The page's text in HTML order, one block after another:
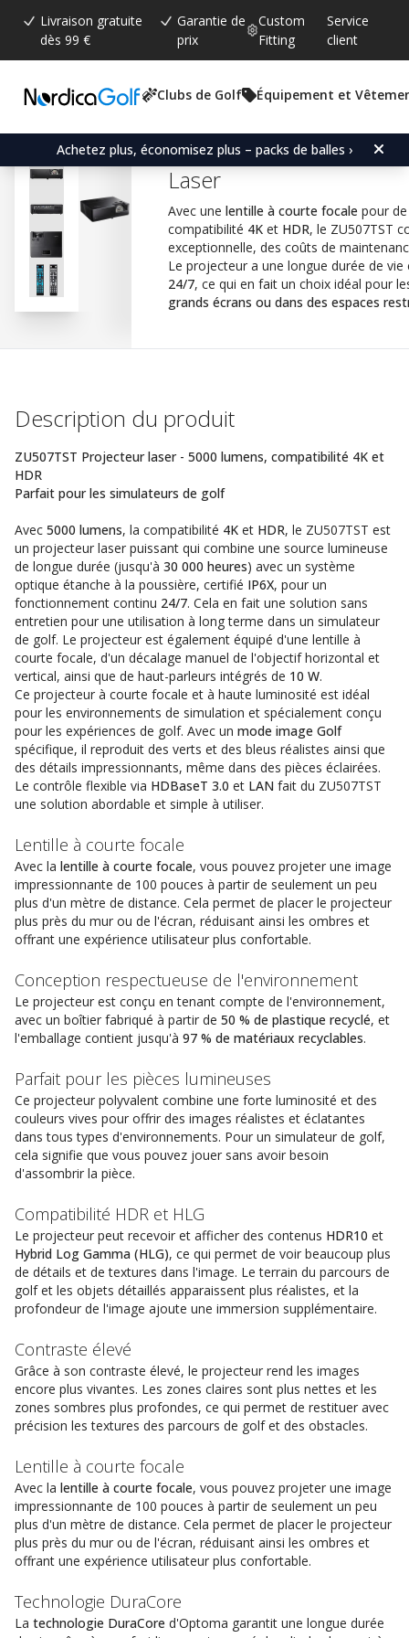
Livraison gratuite
dès 99 €
Garantie de
prix
Custom
Fitting
Service
client
Clubs de Golf Équipement et
Achetez plus, économisez plus – packs de balles ›
Note moyenne:
4.0
Optoma ZU507TST
Laser
Avec une lentille à courte focale pour
compatibilité 4K et HDR, le ZU507TST
exceptionnelle, des coûts de
Le projecteur a une longue durée de
24/7, ce qui en fait un choix idéal pour
grands écrans ou dans des espaces
Description du produit
ZU507TST Projecteur laser - 5000 lumens, compatibilité 4K et
HDR
Parfait pour les simulateurs de golf
Avec 5000 lumens, la compatibilité 4K et HDR, le ZU507TST est
un projecteur laser puissant qui combine une source lumineuse
de longue durée (jusqu'à 30 000 heures) avec un système
optique étanche à la poussière, certifié IP6X, pour un
fonctionnement continu 24/7. Cela en fait une solution sans
entretien pour une utilisation à long terme dans un simulateur
de golf. Le projecteur est également équipé d'une lentille à
courte focale, d'un décalage manuel de l'objectif horizontal et
vertical, ainsi que de haut-parleurs intégrés de 10 W.
Ce projecteur à courte focale et à haute luminosité est idéal
pour les environnements de simulation et spécialement conçu
pour les expériences de golf. Avec un mode image Golf
spécifique, il reproduit des verts et des bleus réalistes ainsi que
des détails impressionnants, même dans des pièces éclairées.
Le contrôle flexible via HDBaseT 3.0 et LAN fait du ZU507TST
une solution abordable et simple à utiliser.
Lentille à courte focale
Avec la lentille à courte focale, vous pouvez projeter une image
impressionnante de 100 pouces à partir de seulement un peu
plus d'un mètre de distance. Cela permet de placer le projecteur
plus près du mur ou de l'écran, réduisant ainsi les ombres et
offrant une expérience utilisateur plus confortable.
Conception respectueuse de l'environnement
Le projecteur est conçu en tenant compte de l'environnement,
avec un boîtier fabriqué à partir de 50 % de plastique recyclé, et
l'emballage contient jusqu'à 97 % de matériaux recyclables.
Parfait pour les pièces lumineuses
Ce projecteur polyvalent combine une forte luminosité et des
couleurs vives pour offrir des images réalistes et éclatantes
dans tous types d'environnements. Pour un simulateur de golf,
cela signifie que vous pouvez jouer sans avoir besoin
d'assombrir la pièce.
Compatibilité HDR et HLG
Le projecteur peut recevoir et afficher des contenus HDR10 et
Hybrid Log Gamma (HLG), ce qui permet de voir beaucoup plus
de détails et de textures dans l'image. Le terrain du parcours de
golf et les objets détaillés apparaissent plus réalistes, et la
profondeur de l'image ajoute une immersion supplémentaire.
Contraste élevé
Grâce à son contraste élevé, le projecteur rend les images
encore plus vivantes. Les zones claires sont plus nettes et les
zones sombres plus profondes, ce qui permet de restituer avec
précision les textures des parcours de golf et des obstacles.
Lentille à courte focale
Avec la lentille à courte focale, vous pouvez projeter une image
impressionnante de 100 pouces à partir de seulement un peu
plus d'un mètre de distance. Cela permet de placer le projecteur
plus près du mur ou de l'écran, réduisant ainsi les ombres et
offrant une expérience utilisateur plus confortable.
Technologie DuraCore
La technologie DuraCore d'Optoma garantit une longue durée